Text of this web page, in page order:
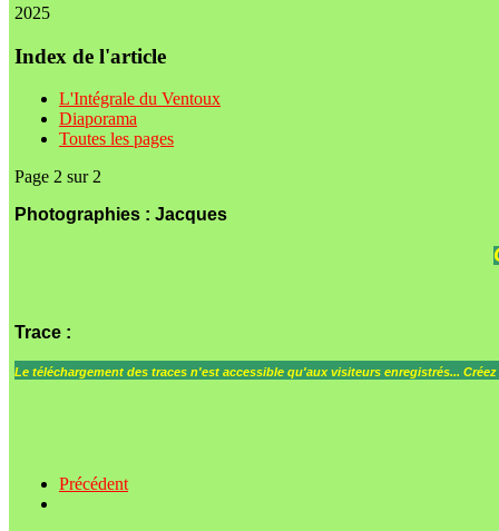
2025
Index de l'article
L'Intégrale du Ventoux
Diaporama
Toutes les pages
Page 2 sur 2
Photographies : Jacques
Trace :
Le téléchargement des traces n'est accessible qu'aux visiteurs enregistrés...
Précédent